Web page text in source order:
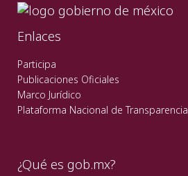
Enlaces
Participa
Publicaciones Oficiales
Marco Jurídico
Plataforma Nacional de Transparencia
¿Qué es gob.mx?